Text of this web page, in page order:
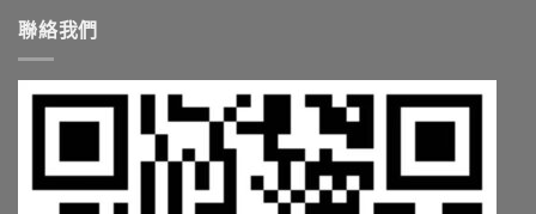
聯絡我們